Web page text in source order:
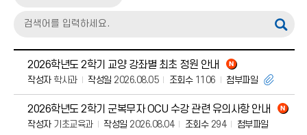
2026학년도 2학기 교양 강좌별 최초 정원 안내
작성자학사과 작성일 2026.08.05 조회수1106 첨부파일
2026학년도 2학기 군복무자 OCU 수강 관련 유의사항 안내
작성자기초교육과 작성일 2026.08.04 조회수294 첨부파일